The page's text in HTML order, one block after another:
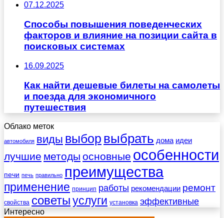
07.12.2025
Способы повышения поведенческих
факторов и влияние на позиции сайта в
поисковых системах
16.09.2025
Как найти дешевые билеты на самолеты
и поезда для экономичного
путешествия
Облако меток
автомобиля виды выбор выбрать дома идеи
лучшие методы основные особенности
печи печь правильно преимущества
применение принцип работы рекомендации ремонт
свойства советыуслуги установка эффективные
Интересно